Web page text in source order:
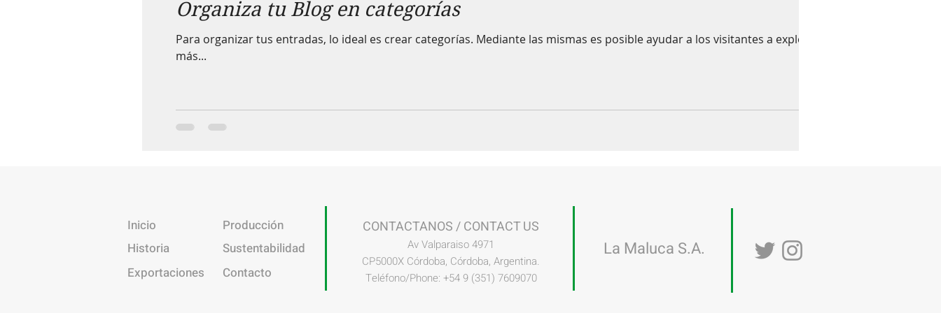
Organiza tu Blog en categorías
Para organizar tus entradas, lo ideal es crear categorías. Mediante las mismas es posible ayudar a los visitantes a explorar
más...
Inicio
Historia
Exportaciones
Producción
Sustentabilidad
Contacto
CONTACTANOS / CONTACT US
Av Valparaiso 4971
CP5000X Córdoba, Córdoba, Argentina.
Teléfono/Phone: +54 9 (351) 7609070
La Maluca S.A.